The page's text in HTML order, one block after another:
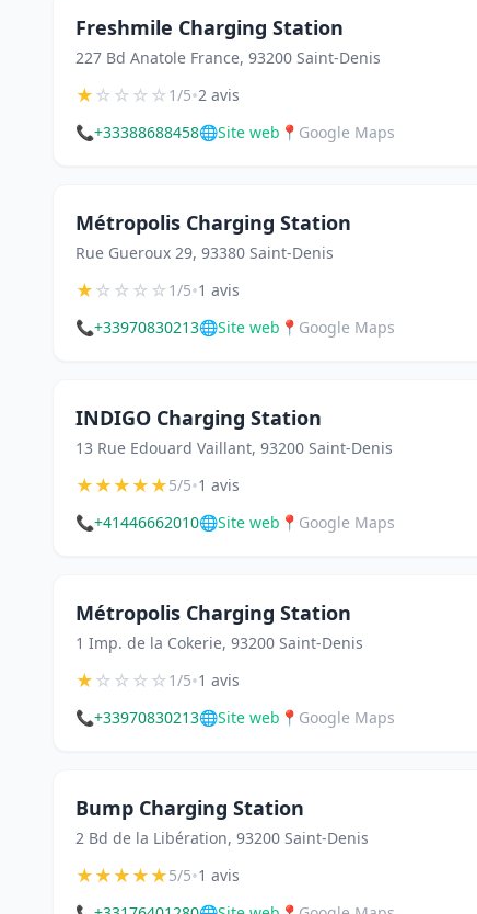
Freshmile Charging Station
227 Bd Anatole France, 93200 Saint-Denis
★☆☆☆☆1/5•2 avis
📞+33388688458🌐Site web 📍 Google Maps
Métropolis Charging Station
Rue Gueroux 29, 93380 Saint-Denis
★☆☆☆☆1/5•1 avis
📞+33970830213🌐Site web 📍 Google Maps
INDIGO Charging Station
13 Rue Edouard Vaillant, 93200 Saint-Denis
★★★★★5/5•1 avis
📞+41446662010🌐Site web 📍 Google Maps
Métropolis Charging Station
1 Imp. de la Cokerie, 93200 Saint-Denis
★☆☆☆☆1/5•1 avis
📞+33970830213🌐Site web 📍 Google Maps
Bump Charging Station
2 Bd de la Libération, 93200 Saint-Denis
★★★★★5/5•1 avis